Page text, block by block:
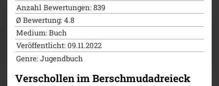
Anzahl Bewertungen: 839
Ø Bewertung: 4.8
Medium: Buch
Veröffentlicht: 09.11.2022
Genre: Jugendbuch
Verschollen im Berschmudadreieck